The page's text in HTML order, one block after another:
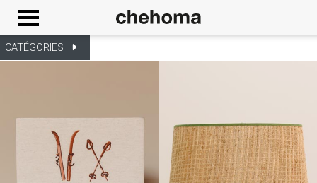
CATÉGORIES
Panneau de gestion des cookies